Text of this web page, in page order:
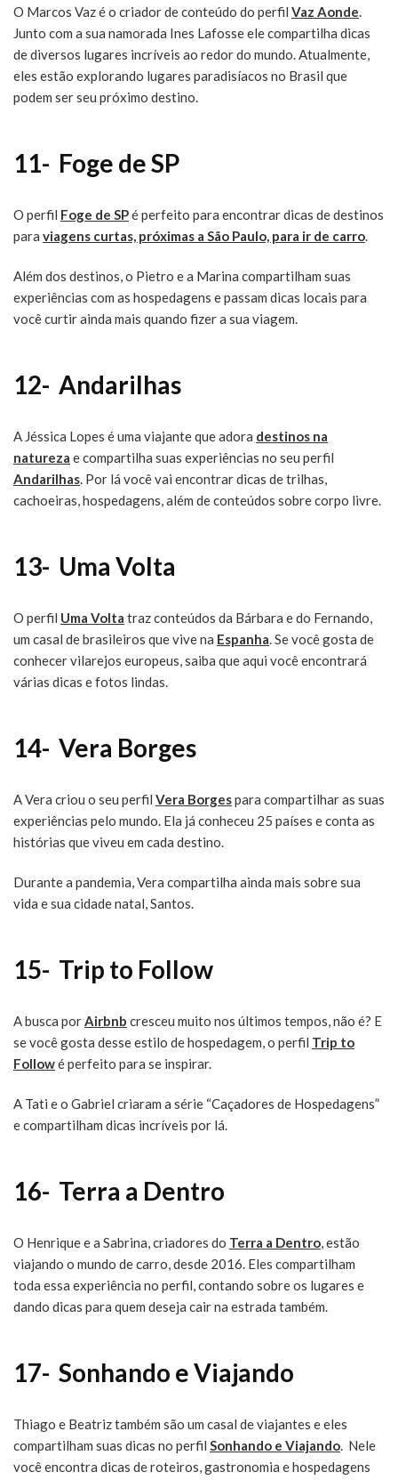
O Marcos Vaz é o criador de conteúdo do perfil Vaz Aonde.
Junto com a sua namorada Ines Lafosse ele compartilha dicas
de diversos lugares incríveis ao redor do mundo. Atualmente,
eles estão explorando lugares paradisíacos no Brasil que
podem ser seu próximo destino.
11- Foge de SP
O perfil Foge de SPé perfeito para encontrar dicas de destinos
para viagens curtas, próximas a São Paulo, para ir de carro.
Além dos destinos, o Pietro e a Marina compartilham suas
experiências com as hospedagens e passam dicas locais para
você curtir ainda mais quando fizer a sua viagem.
12- Andarilhas
A Jéssica Lopes é uma viajante que adora destinos na
natureza e compartilha suas experiências no seu perfil
Andarilhas. Por lá você vai encontrar dicas de trilhas,
cachoeiras, hospedagens, além de conteúdos sobre corpo livre.
13- Uma Volta
O perfil Uma Volta traz conteúdos da Bárbara e do Fernando,
um casal de brasileiros que vive na Espanha. Se você gosta de
conhecer vilarejos europeus, saiba que aqui você encontrará
várias dicas e fotos lindas.
14- Vera Borges
A Vera criou o seu perfil Vera Borgespara compartilhar as suas
experiências pelo mundo. Ela já conheceu 25 países e conta as
histórias que viveu em cada destino.
Durante a pandemia, Vera compartilha ainda mais sobre sua
vida e sua cidade natal, Santos.
15- Trip to Follow
A busca porAirbnb cresceu muito nos últimos tempos, não é? E
se você gosta desse estilo de hospedagem, o perfil Trip to
Followé perfeito para se inspirar.
A Tati e o Gabriel criaram a série “Caçadores de Hospedagens”
e compartilham dicas incríveis por lá.
16- Terra a Dentro
O Henrique e a Sabrina, criadores do Terra a Dentro, estão
viajando o mundo de carro, desde 2016. Eles compartilham
toda essa experiência no perfil, contando sobre os lugares e
dando dicas para quem deseja cair na estrada também.
17- Sonhando e Viajando
Thiago e Beatriz também são um casal de viajantes e eles
compartilham suas dicas no perfil Sonhando e Viajando. Nele
você encontra dicas de roteiros, gastronomia e hospedagens